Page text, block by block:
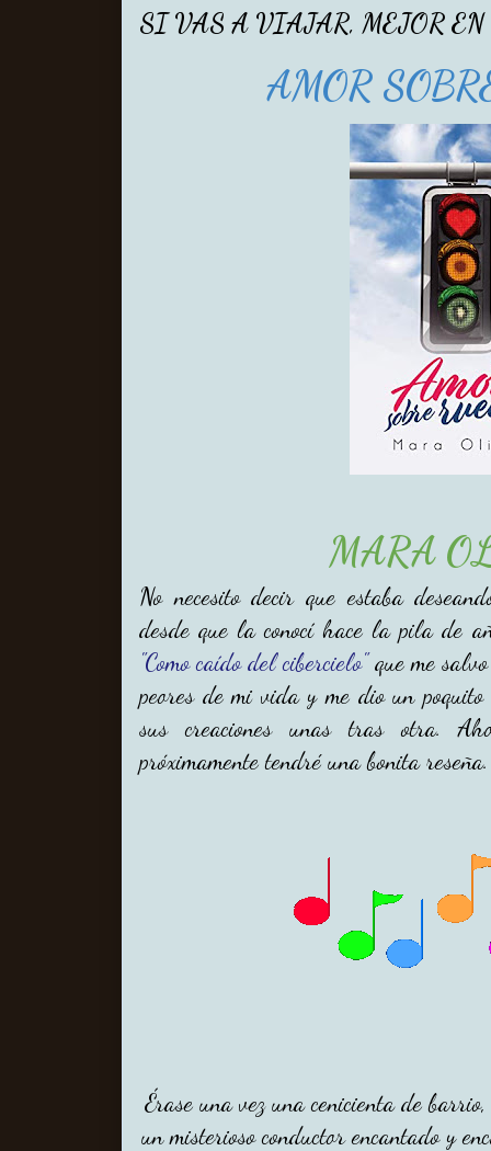
SI VAS A VIAJAR, MEJOR
AMOR
MARA
No necesito decir que estaba
desde que la conocí hace la pila de
"Como caído del cibercielo"que me
peores de mi vida y me dio un
sus creaciones unas tras otra.
próximamente tendré una bonita reseña.
Érase una vez una cenicienta de
un misterioso conductor encantado y